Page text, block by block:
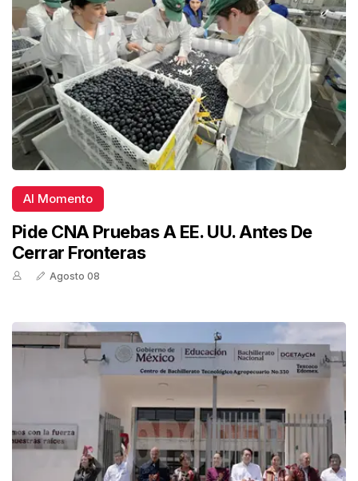
Al Momento
Pide CNA Pruebas A EE. UU. Antes De
Cerrar Fronteras
Agosto 08